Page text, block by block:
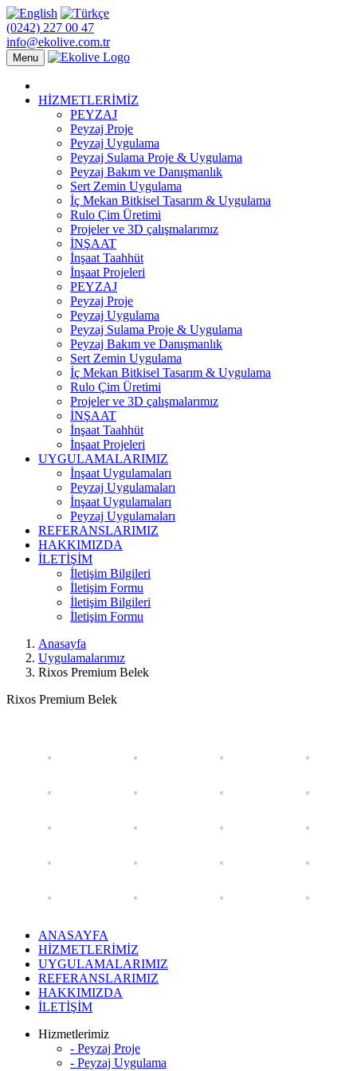
(0242) 227 00 47
info@ekolive.com.tr
Menu
HİZMETLERİMİZ
PEYZAJ
Peyzaj Proje
Peyzaj Uygulama
Peyzaj Sulama Proje & Uygulama
Peyzaj Bakım ve Danışmanlık
Sert Zemin Uygulama
İç Mekan Bitkisel Tasarım & Uygulama
Rulo Çim Üretimi
Projeler ve 3D çalışmalarımız
İNŞAAT
İnşaat Taahhüt
İnşaat Projeleri
PEYZAJ
Peyzaj Proje
Peyzaj Uygulama
Peyzaj Sulama Proje & Uygulama
Peyzaj Bakım ve Danışmanlık
Sert Zemin Uygulama
İç Mekan Bitkisel Tasarım & Uygulama
Rulo Çim Üretimi
Projeler ve 3D çalışmalarımız
İNŞAAT
İnşaat Taahhüt
İnşaat Projeleri
UYGULAMALARIMIZ
İnşaat Uygulamaları
Peyzaj Uygulamaları
İnşaat Uygulamaları
Peyzaj Uygulamaları
REFERANSLARIMIZ
HAKKIMIZDA
İLETİŞİM
İletişim Bilgileri
İletişim Formu
İletişim Bilgileri
İletişim Formu
Anasayfa
Uygulamalarımız
Rixos Premium Belek
Rixos Premium Belek
ANASAYFA
HİZMETLERİMİZ
UYGULAMALARIMIZ
REFERANSLARIMIZ
HAKKIMIZDA
İLETİŞİM
Hizmetlerimiz
- Peyzaj Proje
- Peyzaj Uygulama